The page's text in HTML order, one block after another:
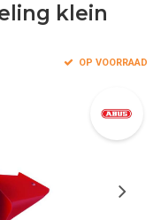
klein
OP VOORRAAD